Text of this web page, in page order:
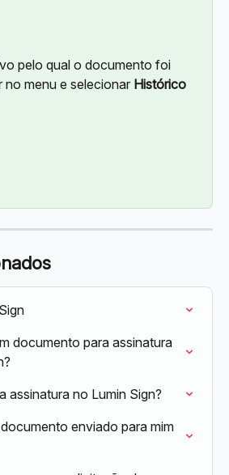
pelo qual o documento foi
no menu e selecionar Histórico
documento para assinatura
assinatura no Lumin Sign?
enviado para mim